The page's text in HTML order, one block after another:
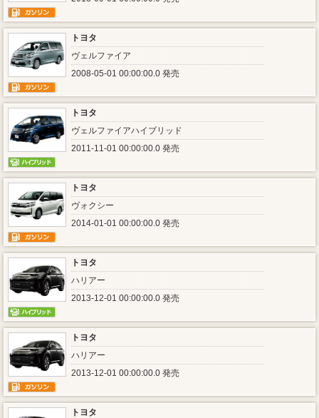
トヨタ
ヴェルファイア
2008-05-01 00:00:00.0 発売
トヨタ
ヴェルファイアハイブリッド
2011-11-01 00:00:00.0 発売
トヨタ
ヴォクシー
2014-01-01 00:00:00.0 発売
トヨタ
ハリアー
2013-12-01 00:00:00.0 発売
トヨタ
ハリアー
2013-12-01 00:00:00.0 発売
トヨタ